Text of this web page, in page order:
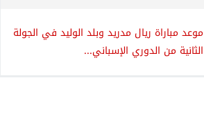
موعد مباراة ريال مدريد وبلد الوليد في الجولة
الثانية من الدوري الإسباني...